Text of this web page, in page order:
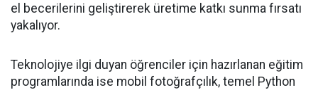
el becerilerini geliştirerek üretime katkı sunma fırsatı
yakalıyor.
Teknolojiye ilgi duyan öğrenciler için hazırlanan eğitim
programlarında ise mobil fotoğrafçılık, temel Python